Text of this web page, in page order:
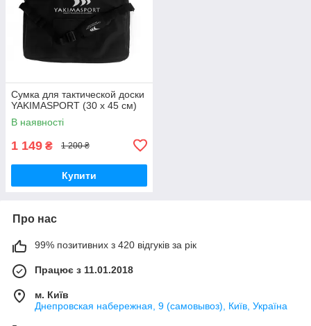
Сумка для тактической доски
YAKIMASPORT (30 х 45 см)
В наявності
1 149 ₴ 1 200 ₴
Купити
Про нас
99% позитивних з 420 відгуків за рік
Працює з 11.01.2018
м. Київ
Днепровская набережная, 9 (самовывоз), Київ, Україна